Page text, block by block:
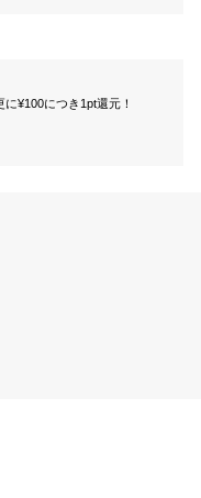
¥100につき1pt還元！